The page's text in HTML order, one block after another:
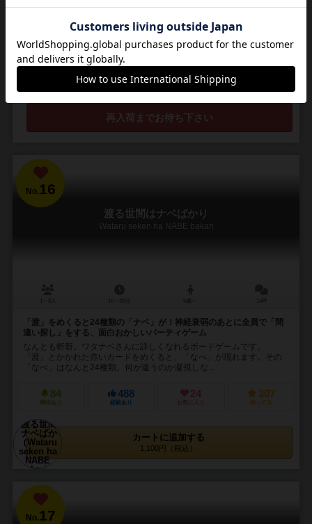
ダイスを振りすごろくのようにゴールへ向かい点数を争うゲーム
おばけ達が蔓延る森の中、お宝を探しに来たプレイヤー達。すごろく
のように自分の駒を動かしたからを集めてゴールへ目指していくゲー
ムになります。同じお宝を揃えるほどポイントが高く、...
64 223
経験あり
22
お気に入り
175
再入荷までお待ち下さい
No. 16
渡る世間はナベばかり
Wataru seken ha NABE bakari
「渡」をめくると24種類の「ナベ」が！神経衰弱のあとに全員で「間
違い探し」をする、面白おかしいパーティゲーム
なんとも斬新。ワタナベさんに詳しくなれるボードゲームです。
「渡」とかかれた赤いカードをめくると、「なべ」が現れます。その
「なべ」はなんと24種類。何が違うのか凝視しな...
84
興味あり
488
経験あり
24
お気に入り
307
持ってる
カートに追加する
1,100円（税込）
No.17